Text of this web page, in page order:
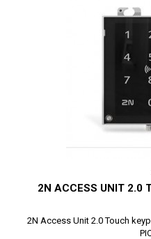
2N ACCESS UNIT 2.0
2N Access Unit 2.0 Touch